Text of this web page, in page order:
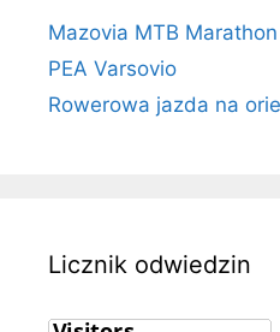
Mazovia MTB Marathon
PEA Varsovio
Rowerowa jazda na
Licznik odwiedzin